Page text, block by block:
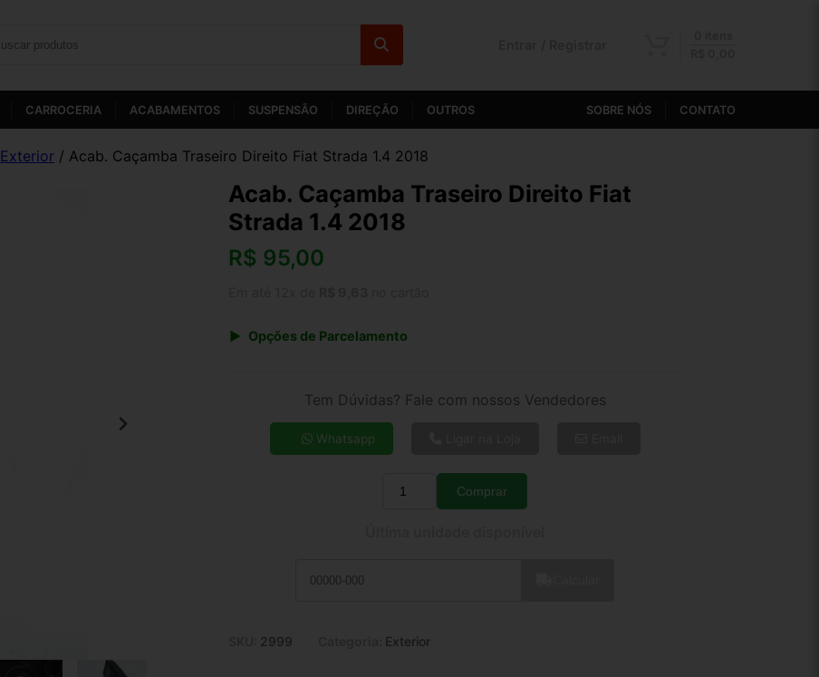
CARROCERIA ACABAMENTOS SUSPENSÃO DIREÇÃO OUTROS SOBRE NÓS CONTATO
Exterior / Acab. Caçamba Traseiro Direito Fiat Strada 1.4 2018
Acab. Caçamba Traseiro Direito Fiat
Strada 1.4 2018
R$ 95,00
Opções de Parcelamento
7x de R$ 15,57
9x de R$ 12,42
Tem Dúvidas? Fale com nossos Vendedores
Whatsapp
Quantidade
Comprar
2999 Exterior